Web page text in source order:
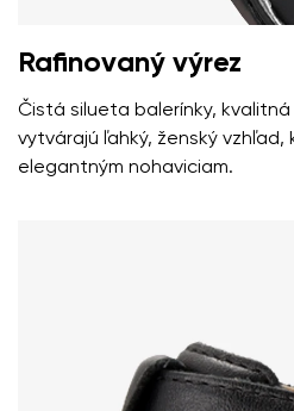
Zmeniť región
Rafinovaný výrez
Čistá silueta balerínky,
vytvárajú ľahký, ženský
elegantným nohaviciam.
Váš e-mail
Variant
Číslo objednávky
Hodnotenie